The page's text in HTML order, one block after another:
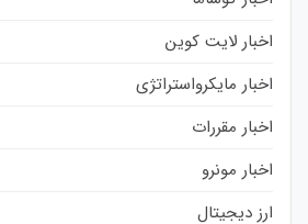
اخبار لایت کوین
اخبار مایکرواستراتژی
اخبار مقررات
اخبار مونرو
ارز دیجیتال